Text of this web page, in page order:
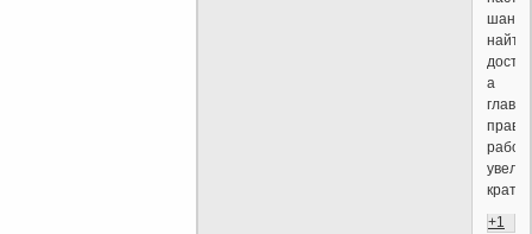
шансы
найти
а
+1